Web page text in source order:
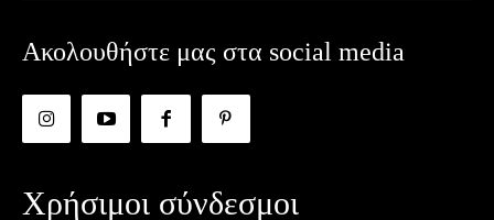
Ακολουθήστε μας στα social media
Χρήσιμοι σύνδεσμοι